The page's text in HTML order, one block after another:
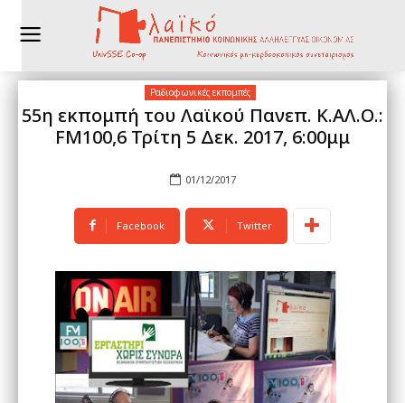
Ραδιοφωνικές εκπομπές
55η εκπομπή του Λαϊκού Πανεπ. Κ.ΑΛ.Ο.:
FM100,6 Τρίτη 5 Δεκ. 2017, 6:00μμ
01/12/2017
Facebook Twitter